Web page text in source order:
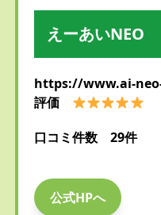
えーあいNEO
https://www.ai-
評価
口コミ件数 29件
公式HPへ